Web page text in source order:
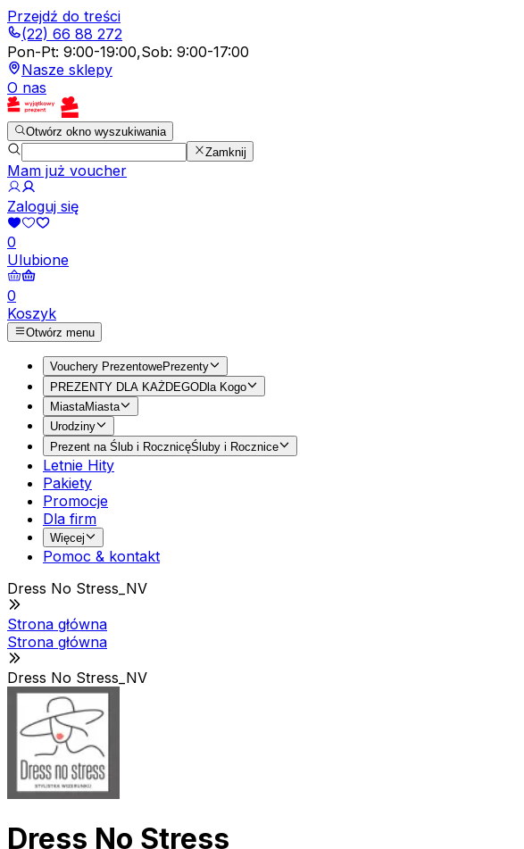
Przejdź do treści
(22) 66 88 272
Pon-Pt: 9:00-19:00,Sob: 9:00-17:00
Nasze sklepy
O nas
Otwórz okno wyszukiwania
Zamknij
Mam już voucher
Zaloguj się
0
Ulubione
0
Koszyk
Otwórz menu
Vouchery PrezentowePrezenty
PREZENTY DLA KAŻDEGODla Kogo
MiastaMiasta
Urodziny
Prezent na Ślub i RocznicęŚluby i Rocznice
Letnie Hity
Pakiety
Promocje
Dla firm
Więcej
Pomoc & kontakt
Dress No Stress_NV
Strona główna
Strona główna
Dress No Stress_NV
Dress No Stress